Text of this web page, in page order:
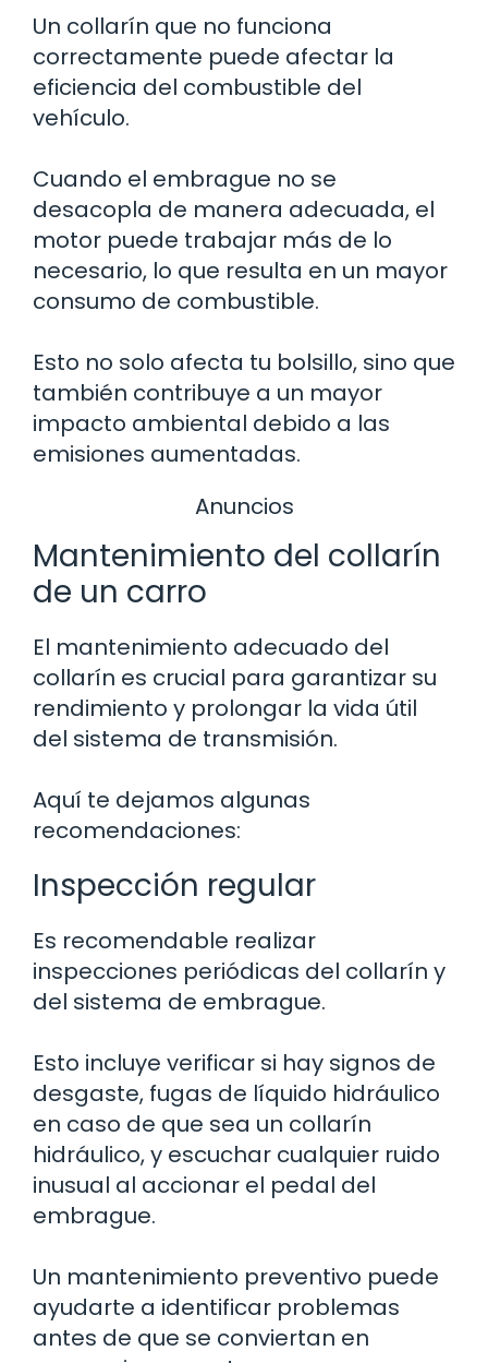
Un collarín que no funciona
correctamente puede afectar la
eficiencia del combustible del
vehículo.
Cuando el embrague no se
desacopla de manera adecuada, el
motor puede trabajar más de lo
necesario, lo que resulta en un mayor
consumo de combustible.
Esto no solo afecta tu bolsillo, sino que
también contribuye a un mayor
impacto ambiental debido a las
emisiones aumentadas.
Anuncios
Mantenimiento del collarín
de un carro
El mantenimiento adecuado del
collarín es crucial para garantizar su
rendimiento y prolongar la vida útil
del sistema de transmisión.
Aquí te dejamos algunas
recomendaciones:
Inspección regular
Es recomendable realizar
inspecciones periódicas del collarín y
del sistema de embrague.
Esto incluye verificar si hay signos de
desgaste, fugas de líquido hidráulico
en caso de que sea un collarín
hidráulico, y escuchar cualquier ruido
inusual al accionar el pedal del
embrague.
Un mantenimiento preventivo puede
ayudarte a identificar problemas
antes de que se conviertan en